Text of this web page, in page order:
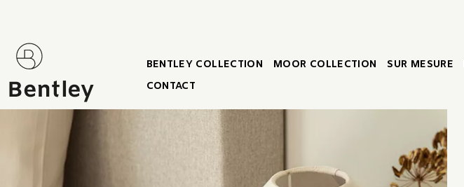
BENTLEY COLLECTION MOOR COLLECTION SUR MESURE
CONTACT